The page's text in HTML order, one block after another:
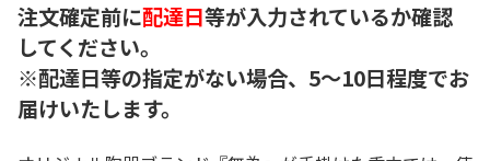
注文確定前に配達日等が入力されているか確認
してください。
※配達日等の指定がない場合、5～10日程度でお
届けいたします。